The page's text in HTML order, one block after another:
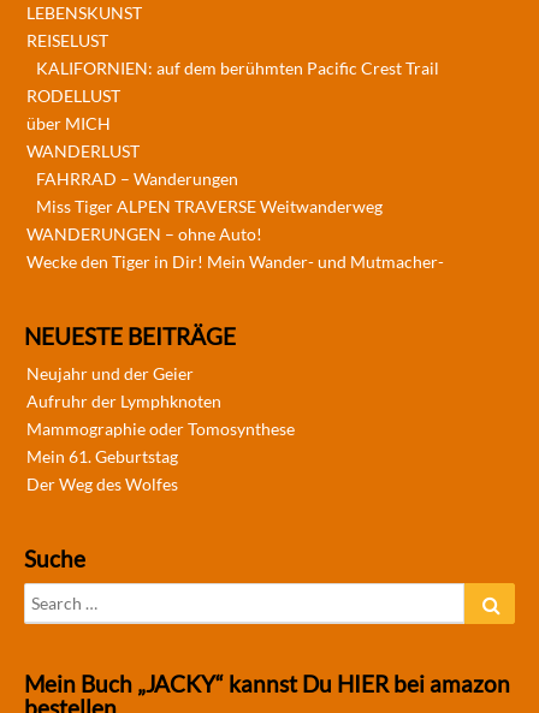
LEBENSKUNST
REISELUST
KALIFORNIEN: auf dem berühmten Pacific Crest Trail
RODELLUST
über MICH
WANDERLUST
FAHRRAD – Wanderungen
Miss Tiger ALPEN TRAVERSE Weitwanderweg
WANDERUNGEN – ohne Auto!
Wecke den Tiger in Dir! Mein Wander- und Mutmacher-
NEUESTE BEITRÄGE
Neujahr und der Geier
Aufruhr der Lymphknoten
Mammographie oder Tomosynthese
Mein 61. Geburtstag
Der Weg des Wolfes
Suche
Search
for:
Mein Buch „JACKY“ kannst Du HIER bei amazon